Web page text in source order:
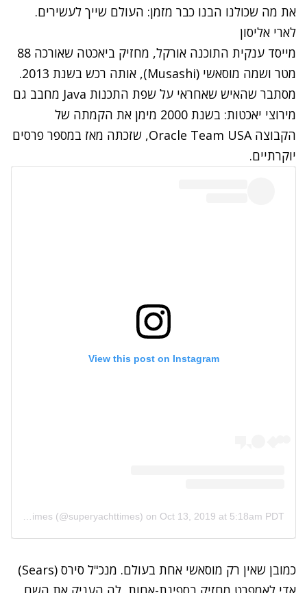
את מה שכולנו הבנו כבר מזמן: העולם שייך לעשירים.
לארי אליסון
מייסד ענקית התוכנה אורקל, מחזיק ביאכטה שאורכה 88
מטר ושמה מוסאשי (Musashi
), אותה רכש בשנת 2013.
מסתבר שהאיש שאחראי על שפת התכנות Java מחבב גם
מירוצי יאכטות: בשנת 2000 מימן את הקמתה של
הקבוצהOracle Team USA, שזכתה מאז במספר פרסים
יוקרתיים.
View this post on Instagram
on Oct 13, 2019 at 5:18am PDT
כמובן שאין רק מוסאשי אחת בעולם. מנכ"ל סירס (Sears
)